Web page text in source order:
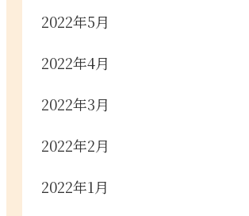
2022年5月
2022年4月
2022年3月
2022年2月
2022年1月